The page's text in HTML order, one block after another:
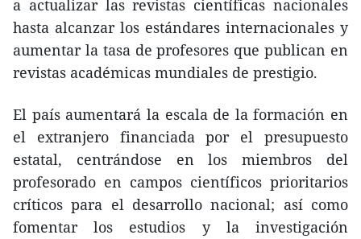
a actualizar las revistas científicas nacionales
hasta alcanzar los estándares internacionales y
aumentar la tasa de profesores que publican en
revistas académicas mundiales de prestigio.
El país aumentará la escala de la formación en
el extranjero financiada por el presupuesto
estatal, centrándose en los miembros del
profesorado en campos científicos prioritarios
críticos para el desarrollo nacional; así como
fomentar los estudios y la investigación